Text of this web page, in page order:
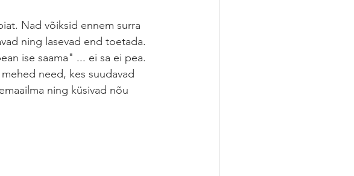
Nad võiksid ennem surra
ning lasevad end toetada.
ise saama" ... ei sa ei pea.
need, kes suudavad
ning küsivad nõu